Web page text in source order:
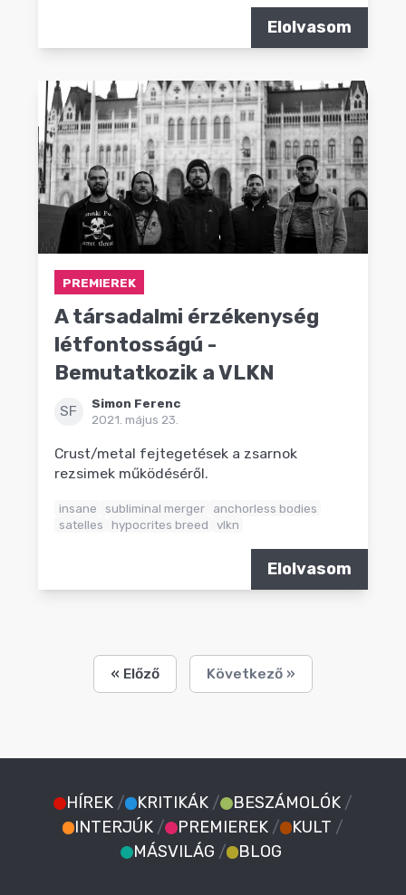
Elolvasom
PREMIEREK
A társadalmi érzékenység
létfontosságú -
Bemutatkozik a VLKN
SF
Simon Ferenc
2021. május 23.
Crust/metal fejtegetések a zsarnok
rezsimek működéséről.
insane subliminal merger
anchorless bodies
satelles
hypocrites breed vlkn
Elolvasom
« Előző Következő »
HÍREK / KRITIKÁK / BESZÁMOLÓK /
INTERJÚK / PREMIEREK / KULT /
MÁSVILÁG / BLOG